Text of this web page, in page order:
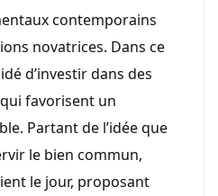
contemporains
novatrices. Dans ce
d’investir dans des
qui favorisent un
Partant de l’idée que
le bien commun,
le jour, proposant